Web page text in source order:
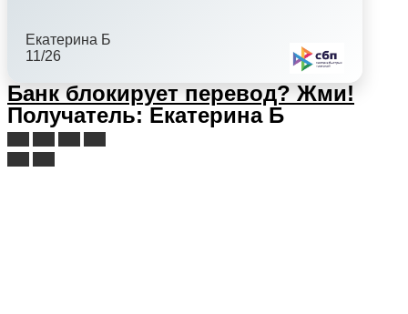
Екатерина Б
11/26
Банк блокирует перевод? Жми!
Получатель: Екатерина Б